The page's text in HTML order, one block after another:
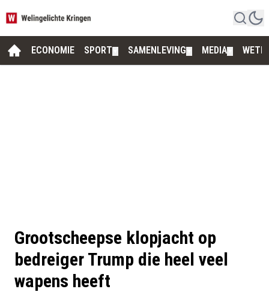
ECONOMIE SPORT SAMENLEVING MEDIA
Grootscheepse klopjacht op
bedreiger Trump die heel veel
wapens heeft